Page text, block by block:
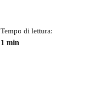
Tempo di lettura:
1 min